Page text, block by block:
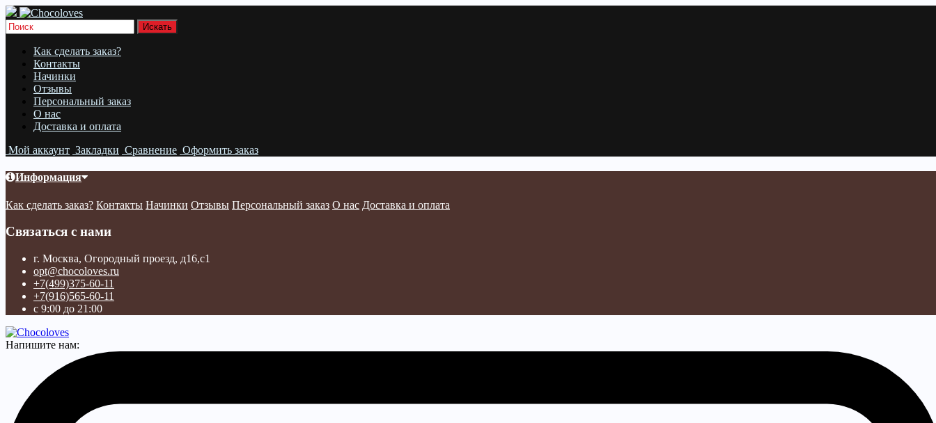
Как сделать заказ?
Контакты
Начинки
Отзывы
Персональный заказ
О нас
Доставка и оплата
Мой аккаунт Закладки Сравнение Оформить заказ
Информация
Как сделать заказ? Контакты Начинки Отзывы Персональный заказ О нас Доставка и оплата
Связаться с нами
г. Москва, Огородный проезд, д16,с1
opt@chocoloves.ru
+7(499)375-60-11
+7(916)565-60-11
с 9:00 до 21:00
Напишите нам: